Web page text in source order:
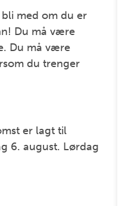
med om du er
Du må være
Du må være
du trenger
er lagt til
6. august. Lørdag